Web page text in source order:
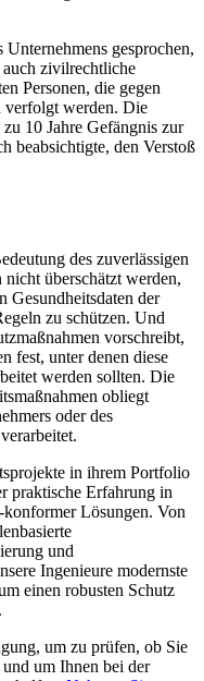
gesprochen,
zivilrechtliche
Personen, die gegen
verfolgt werden. Die
10 Jahre Gefängnis zur
beabsichtigte, den Verstoß
des zuverlässigen
überschätzt werden,
Gesundheitsdaten der
zu schützen. Und
vorschreibt,
fest, unter denen diese
werden sollten. Die
obliegt
oder des
in ihrem Portfolio
praktische Erfahrung in
Lösungen. Von
und
Ingenieure modernste
einen robusten Schutz
um zu prüfen, ob Sie
um Ihnen bei der